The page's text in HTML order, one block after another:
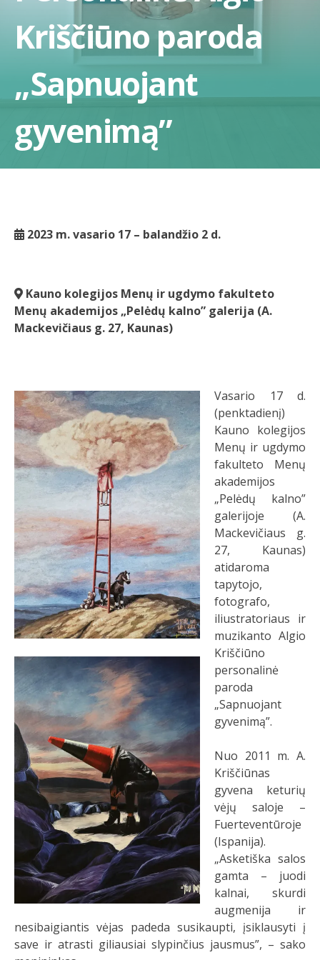
Kriščiūno paroda
„Sapnuojant
gyvenimą”
2023 m. vasario 17 – balandžio 2 d.
Kauno kolegijos Menų ir ugdymo fakulteto
Menų akademijos „Pelėdų kalno” galerija (A.
Mackevičiaus g. 27, Kaunas)
Vasario 17 d.
(penktadienį)
Kauno kolegijos
Menų ir ugdymo
fakulteto Menų
akademijos
„Pelėdų kalno”
galerijoje (A.
Mackevičiaus g.
27, Kaunas)
atidaroma
tapytojo,
fotografo,
iliustratoriaus ir
muzikanto Algio
Kriščiūno
personalinė
paroda
„Sapnuojant
gyvenimą”.
Nuo 2011 m. A.
Kriščiūnas
gyvena keturių
vėjų saloje –
Fuerteventūroje
(Ispanija).
„Asketiška salos
gamta – juodi
kalnai, skurdi
augmenija ir
nesibaigiantis vėjas padeda susikaupti, įsiklausyti į
save ir atrasti giliausiai slypinčius jausmus”, – sako